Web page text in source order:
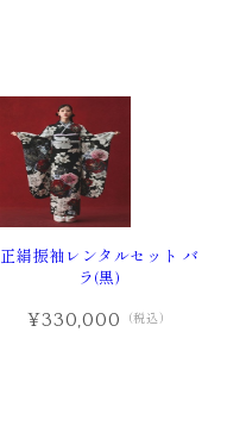
正絹振袖レンタルセット バ
ラ(黒)
¥330,000 （税込）